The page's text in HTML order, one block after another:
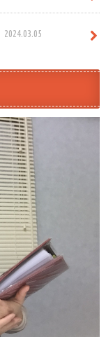
2024.03.05